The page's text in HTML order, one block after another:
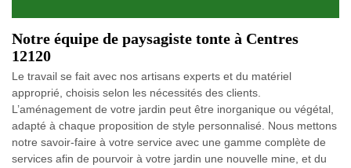
Notre équipe de paysagiste tonte à Centres
12120
Le travail se fait avec nos artisans experts et du matériel
approprié, choisis selon les nécessités des clients.
L’aménagement de votre jardin peut être inorganique ou végétal,
adapté à chaque proposition de style personnalisé. Nous mettons
notre savoir-faire à votre service avec une gamme complète de
services afin de pourvoir à votre jardin une nouvelle mine, et du